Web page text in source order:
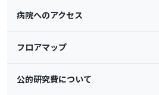
病院へのアクセス
フロアマップ
公的研究費について